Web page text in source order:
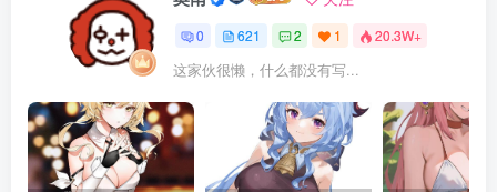
0 621 2 1 20.3W+
这家伙很懒，什么都没有写...